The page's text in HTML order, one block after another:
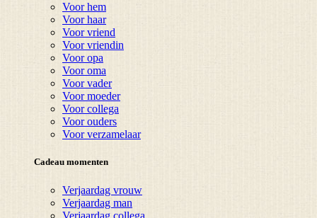
Voor hem
Voor haar
Voor vriend
Voor vriendin
Voor opa
Voor oma
Voor vader
Voor moeder
Voor collega
Voor ouders
Voor verzamelaar
Cadeau momenten
Verjaardag vrouw
Verjaardag man
Verjaardag collega